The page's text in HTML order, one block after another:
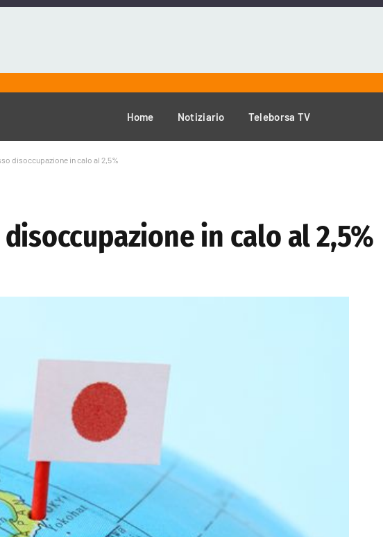
Home Notiziario Teleborsa TV
disoccupazione in calo al 2,5%
in calo al 2,5%